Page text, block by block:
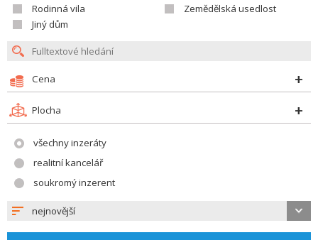
Rodinná vila
Zemědělská usedlost
Jiný dům
Cena
Plocha
všechny inzeráty
realitní kancelář
soukromý inzerent
nejnovější